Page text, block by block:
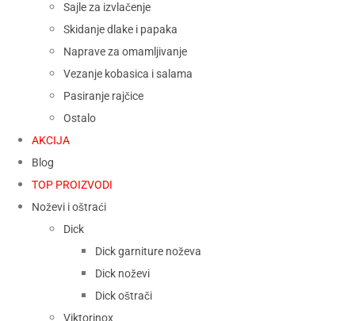
Sajle za izvlačenje
Skidanje dlake i papaka
Naprave za omamljivanje
Vezanje kobasica i salama
Pasiranje rajčice
Ostalo
AKCIJA
Blog
TOP PROIZVODI
Noževi i oštraći
Dick
Dick garniture noževa
Dick noževi
Dick oštrači
Viktorinox